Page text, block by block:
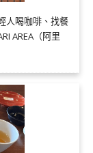
人喝咖啡、找餐
AREA（阿里